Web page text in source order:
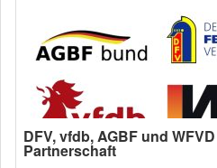
DFV, vfdb, AGBF und
Partnerschaft